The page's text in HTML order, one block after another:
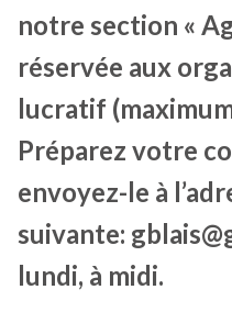
notre section «
réservée aux
lucratif
Préparez votre
envoyez-le à
suivante:
lundi, à midi.